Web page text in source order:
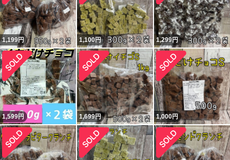
1,199円 1,100円 1,299円
1,599円 1,699円 1,000円